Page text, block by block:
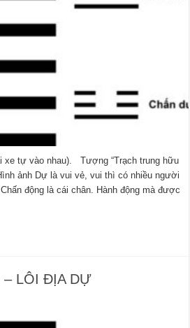
xe tự vào nhau). Tượng “Trạch trung hữu
ảnh Dự là vui vẻ, vui thì có nhiều người
động là cái chân. Hành động mà được
– LÔI ĐỊA DỰ